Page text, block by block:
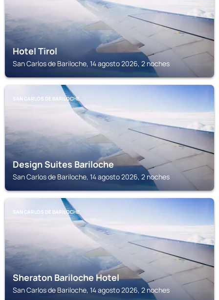
Hotel Tirol
San Carlos de Bariloche, 14 agosto 2026, 2 noches
SAN CARLOS DE BARILOCHE
Design Suites Bariloche
San Carlos de Bariloche, 14 agosto 2026, 2 noches
SAN CARLOS DE BARILOCHE
Sheraton Bariloche Hotel
San Carlos de Bariloche, 14 agosto 2026, 2 noches